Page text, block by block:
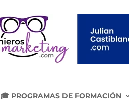
🎓 PROGRAMAS DE FORMACIÓN